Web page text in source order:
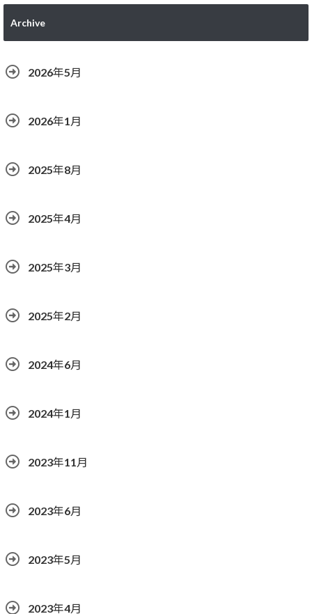
Archive
2026年5月
2026年1月
2025年8月
2025年4月
2025年3月
2025年2月
2024年6月
2024年1月
2023年11月
2023年6月
2023年5月
2023年4月